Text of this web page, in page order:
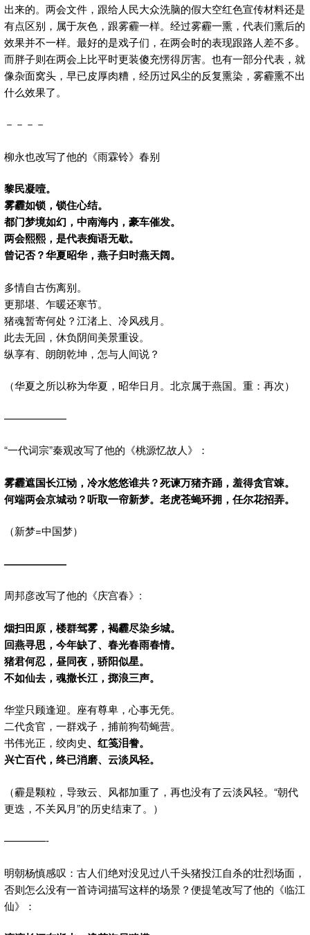
出来的。两会文件，跟给人民大众洗脑的假大空红色宣传材料还是
有点区别，属于灰色，跟雾霾一样。经过雾霾一熏，代表们熏后的
效果并不一样。最好的是戏子们，在两会时的表现跟路人差不多。
而胖子则在两会上比平时更装傻充愣得厉害。也有一部分代表，就
像杂面窝头，早已皮厚肉糟，经历过风尘的反复熏染，雾霾熏不出
什么效果了。
－－－－
柳永也改写了他的《雨霖铃》春别
黎民凝噎。
雾霾如锁，锁住心结。
都门梦境如幻，中南海内，豪车催发。
两会熙熙，是代表痴语无歇。
曾记否？华夏昭华，燕子归时燕天阔。
多情自古伤离别。
更那堪、乍暖还寒节。
猪魂暂寄何处？江渚上、冷风残月。
此去无回，休负阴间美景重设。
纵享有、朗朗乾坤，怎与人间说？
（华夏之所以称为华夏，昭华日月。北京属于燕国。重：再次）
——————
“一代词宗”秦观改写了他的《桃源忆故人》：
雾霾遮国长江恸，冷水悠悠谁共？死谏万猪齐踊，羞得贪官竦。
何端两会京城动？听取一帘新梦。老虎苍蝇环拥，任尔花招弄。
（新梦=中国梦）
——————
周邦彦改写了他的《庆宫春》:
烟扫田原，楼群驾雾，褐霾尽染乡城。
回燕寻思，今年缺了、春光春雨春情。
猪君何忍，昼同夜，骄阳似星。
不如仙去，魂撒长江，掷浪三声。
华堂只顾逢迎。座有尊卑，心事无凭。
二代贪官，一群戏子，捕前狗苟蝇营。
书伟光正，绞肉史、 红笺泪誊。
兴亡百代，终已消磨、 云淡风轻。
（霾是颗粒，导致云、风都加重了，再也没有了云淡风轻。“朝代
更迭，不关风月”的历史结束了。）
————-
明朝杨慎感叹：古人们绝对没见过八千头猪投江自杀的壮烈场面，
否则怎么没有一首诗词描写这样的场景？便提笔改写了他的《临江
仙》：